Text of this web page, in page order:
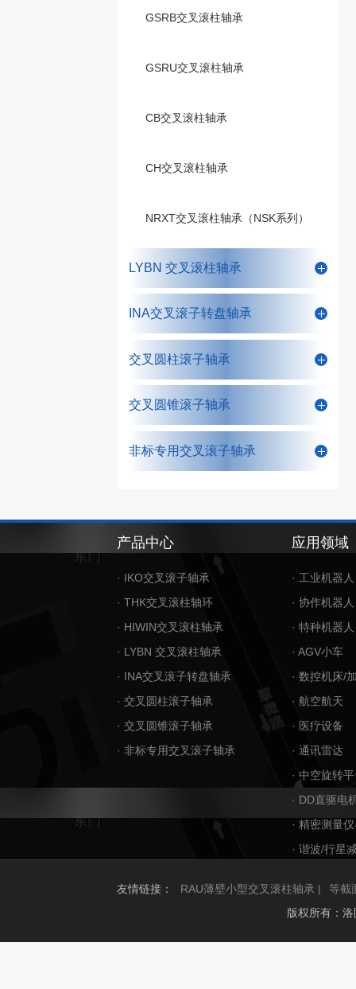
GSRB交叉滚柱轴承
GSRU交叉滚柱轴承
CB交叉滚柱轴承
CH交叉滚柱轴承
NRXT交叉滚柱轴承（NSK系列）
LYBN 交叉滚柱轴承
INA交叉滚子转盘轴承
交叉圆柱滚子轴承
交叉圆锥滚子轴承
非标专用交叉滚子轴承
产品中心
· IKO交叉滚子轴承
· THK交叉滚柱轴环
· HIWIN交叉滚柱轴承
· LYBN 交叉滚柱轴承
· INA交叉滚子转盘轴承
· 交叉圆柱滚子轴承
· 交叉圆锥滚子轴承
· 非标专用交叉滚子轴承
应用领域
· 工业机器人
· 协作机器人
· 特种机器人
· AGV小车
· 数控机床/
· 航空航天
· 医疗设备
· 通讯雷达
· 中空旋转
· DD直驱电
· 精密测量
· 谐波/行星
友情链接： RAU薄壁小型交叉滚柱轴承 |
等截
版权所有：